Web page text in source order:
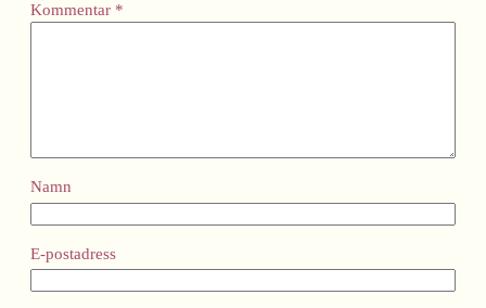
Kommentar *
Namn
E-postadress